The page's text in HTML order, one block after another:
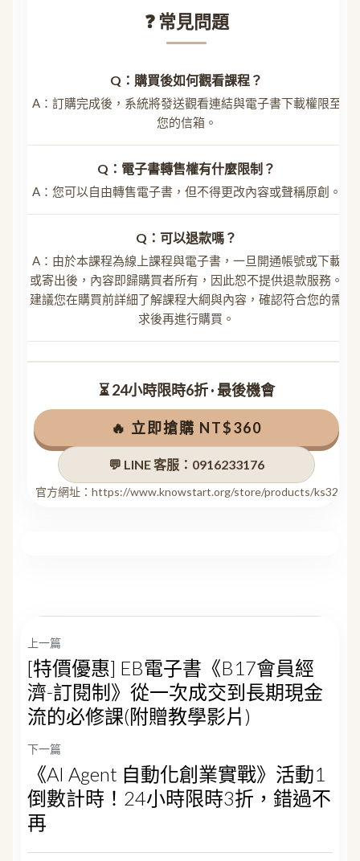
❓ 常見問題
Q：購買後如何觀看課程？
A：訂購完成後，系統將發送觀看連結與電子書下載權限至
您的信箱。
Q：電子書轉售權有什麼限制？
A：您可以自由轉售電子書，但不得更改內容或聲稱原創。
Q：可以退款嗎？
A：由於本課程為線上課程與電子書，一旦開通帳號或下載
或寄出後，內容即歸購買者所有，因此恕不提供退款服務。
建議您在購買前詳細了解課程大綱與內容，確認符合您的需
求後再進行購買。
⏳ 24小時限時6折 · 最後機會
🔥 立即搶購 NT$360
💬 LINE 客服：0916233176
官方網址：https://www.knowstart.org/store/products/ks32
上一篇
[特價優惠] EB電子書《B17會員經
濟-訂閱制》從一次成交到長期現金
流的必修課(附贈教學影片)
下一篇
《AI Agent 自動化創業實戰》活動1
倒數計時！24小時限時3折，錯過不
再